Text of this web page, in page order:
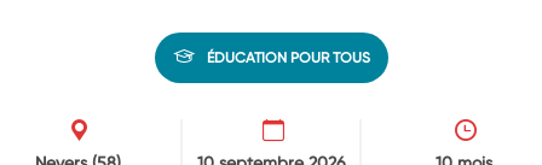
ÉDUCATION POUR TOUS